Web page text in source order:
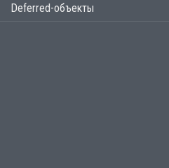
Deferred-объекты